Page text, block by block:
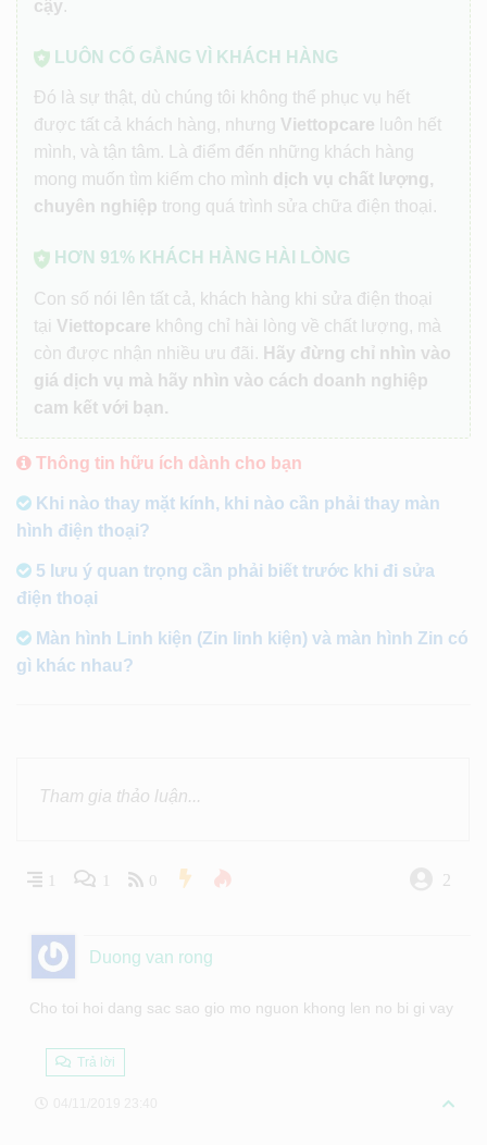
cậy.
LUÔN CỐ GẮNG VÌ KHÁCH HÀNG
Đó là sự thật, dù chúng tôi không thể phục vụ hết
được tất cả khách hàng, nhưng Viettopcare luôn hết
mình, và tận tâm. Là điểm đến những khách hàng
mong muốn tìm kiếm cho mình dịch vụ chất lượng,
chuyên nghiệp trong quá trình sửa chữa điện thoại.
HƠN 91% KHÁCH HÀNG HÀI LÒNG
Con số nói lên tất cả, khách hàng khi sửa điện thoại
tại Viettopcare không chỉ hài lòng về chất lượng, mà
còn được nhận nhiều ưu đãi. Hãy đừng chỉ nhìn vào
giá dịch vụ mà hãy nhìn vào cách doanh nghiệp
cam kết với bạn.
Thông tin hữu ích dành cho bạn
Khi nào thay mặt kính, khi nào cần phải thay màn
hình điện thoại?
5 lưu ý quan trọng cần phải biết trước khi đi sửa
điện thoại
Màn hình Linh kiện (Zin linh kiện) và màn hình Zin có
gì khác nhau?
1 1 0 2
Duong van rong
Cho toi hoi dang sac sao gio mo nguon khong len no bi gi vay
Trả lời